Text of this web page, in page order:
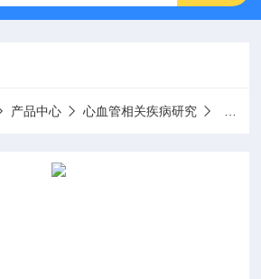
产品中心 心血管相关疾病研究